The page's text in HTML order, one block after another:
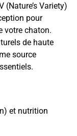
(Nature’s Variety)
pour
votre chaton.
de haute
source
et nutrition